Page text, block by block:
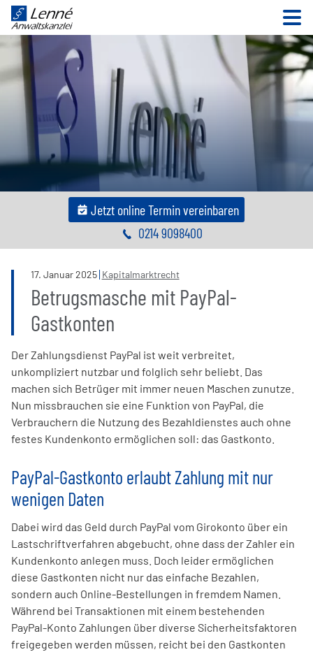
Jetzt online Termin vereinbaren
0214 9098400
17. Januar2025 Kapitalmarktrecht
Betrugsmasche mit PayPal-
Gastkonten
Der Zahlungsdienst PayPal ist weit verbreitet,
unkompliziert nutzbar und folglich sehr beliebt. Das
machen sich Betrüger mit immer neuen Maschen zunutze.
Nun missbrauchen sie eine Funktion von PayPal, die
Verbrauchern die Nutzung des Bezahldienstes auch ohne
festes Kundenkonto ermöglichen soll: das Gastkonto.
PayPal-Gastkonto erlaubt Zahlung mit nur
wenigen Daten
Dabei wird das Geld durch PayPal vom Girokonto über ein
Lastschriftverfahren abgebucht, ohne dass der Zahler ein
Kundenkonto anlegen muss. Doch leider ermöglichen
diese Gastkonten nicht nur das einfache Bezahlen,
sondern auch Online-Bestellungen in fremdem Namen.
Während bei Transaktionen mit einem bestehenden
PayPal-Konto Zahlungen über diverse Sicherheitsfaktoren
freigegeben werden müssen, reicht bei den Gastkonten